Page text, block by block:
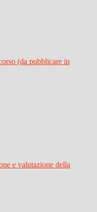
(da pubblicare in
e valutazione della